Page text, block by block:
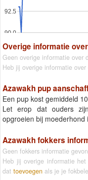
90.0
92.5
Overige informatie
Geen overige informatie over
Heb jij overige informatie
Azawakh pup
Een pup kost gemiddeld
Let erop dat ouders
opgroeien bij moederhond
Azawakh fokkers
Geen fokkers informatie
Heb jij overige informatie
dat toevoegen als je je